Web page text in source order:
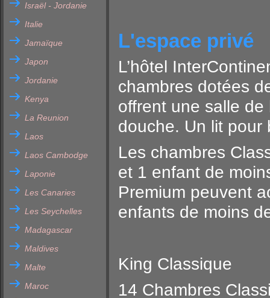
Israël - Jordanie
Italie
Jamaïque
Japon
Jordanie
Kenya
La Reunion
Laos
Laos Cambodge
Laponie
Les Canaries
Les Seychelles
Madagascar
Maldives
Malte
Maroc
L'espace privé
L’hôtel
chambres dotées
offrent une salle
douche. Un lit pour
Les chambres
et 1 enfant de
Premium peuvent
enfants de moins
King Classique
14 Chambres